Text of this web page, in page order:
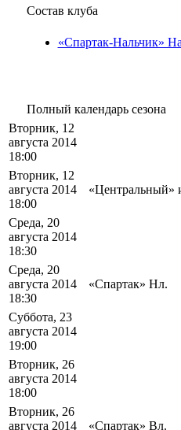
Состав клуба
«Спартак-Нальчик»
Полный календарь сезона
Вторник, 12
августа 2014
18:00
Вторник, 12
августа 2014
18:00
«Центральный»
Среда, 20
августа 2014
18:30
Среда, 20
августа 2014
18:30
«Спартак» Нл.
Суббота, 23
августа 2014
19:00
Вторник, 26
августа 2014
18:00
Вторник, 26
августа 2014
«Спартак» Вл.